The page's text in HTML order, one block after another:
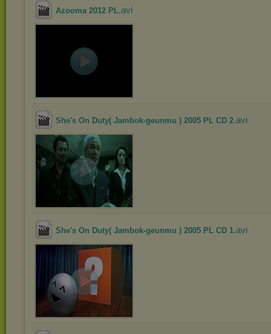
Azooma 2012 PL.avi
She's On Duty( Jambok-geunmu ) 2005 PL CD 2.avi
She's On Duty( Jambok-geunmu ) 2005 PL CD 1.avi